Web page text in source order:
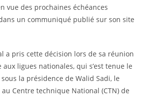
vue des prochaines échéances
un communiqué publié sur son site
a pris cette décision lors de sa réunion
ligues nationales, qui s’est tenue le
la présidence de Walid Sadi, le
au Centre technique National (CTN) de